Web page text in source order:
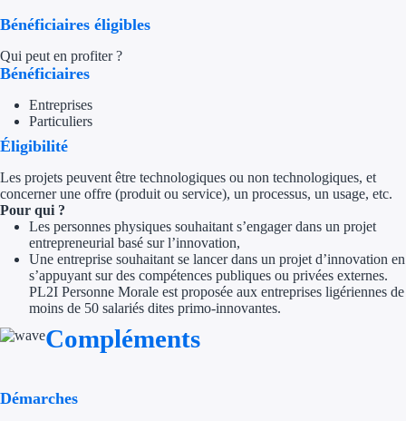
Par financeur
Aides
Aides
Bénéficiaires éligibles
Qui peut en profiter ?
Bénéficiaires
Entreprises
Particuliers
Éligibilité
Les projets peuvent être technologiques ou non technologiques, et
concerner une offre (produit ou service), un processus, un usage, etc.
Pour qui ?
Les personnes physiques souhaitant s’engager dans un projet
entrepreneurial basé sur l’innovation,
Une entreprise souhaitant se lancer dans un projet d’innovation en
s’appuyant sur des compétences publiques ou privées externes.
PL2I Personne Morale est proposée aux entreprises ligériennes de
moins de 50 salariés dites primo-innovantes.
Compléments
Démarches